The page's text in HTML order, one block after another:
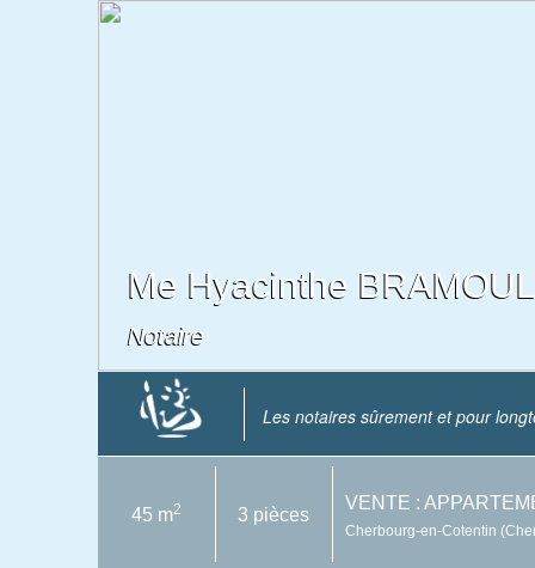
Me Hyacinthe
Notaire
Les notaires sûrement et pour
45 m2 3 pièces
VENTE :
Cherbourg-en-Cotentin